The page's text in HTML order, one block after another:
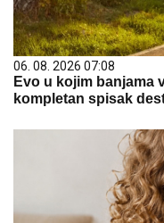
06. 08. 2026 07:08
Evo u kojim banjama
kompletan spisak